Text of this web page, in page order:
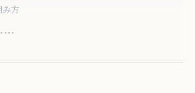
み方